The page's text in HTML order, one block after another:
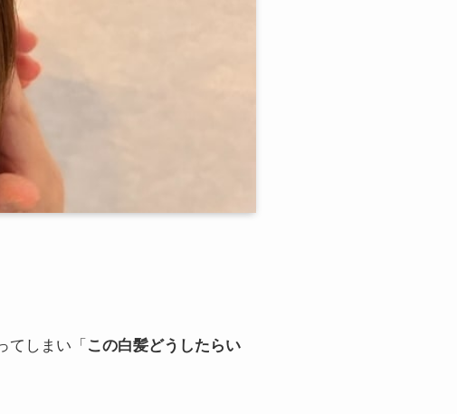
てしまい「 この白髪どうしたらい